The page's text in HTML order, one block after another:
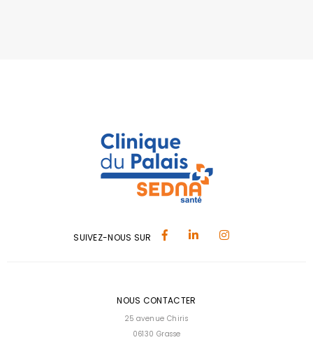
SUIVEZ-NOUS SUR
NOUS CONTACTER
25 avenue Chiris
06130 Grasse